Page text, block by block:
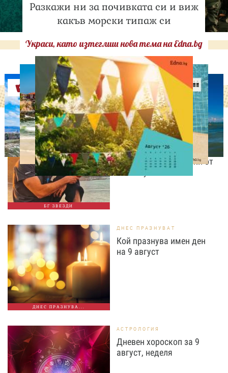
Разкажи ни за почивката си и виж
какъв морски типаж си
Украси, като изтеглиш нова тема на Edna.bg
Оферти
БГ ЗВЕЗДИ
ИЗВЕСТНИ
Даниел Петканов покори
Африка: пингвини, акули
и незабравими гледки от
Кейптаун
ДНЕС ПРАЗНУВА...
ДНЕС ПРАЗНУВАТ
Кой празнува имен ден
на 9 август
АСТРОЛОГИЯ
Дневен хороскоп за 9
август, неделя